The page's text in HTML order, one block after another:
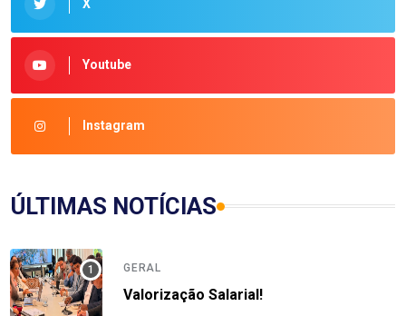
X
Youtube
Instagram
ÚLTIMAS NOTÍCIAS
GERAL
Valorização Salarial!